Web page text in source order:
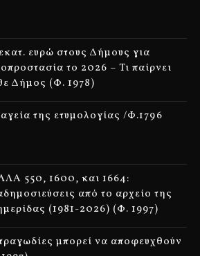
ευρώ στους Δήμους για
το 2026 – Τι παίρνει
Δήμος (Φ. 1978)
της ετυμολογίας /Φ.1796
550, 1600, και 1664:
από το αρχείο της
(1981-2026) (Φ. 1997)
μπορεί να αποφευχθούν